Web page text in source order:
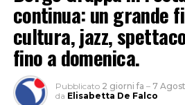
costellazioni e pianeti”, è l’invito
Caetani. Nel parco naturale non
luminoso e la volta celeste appare
spettacolare.
continua: un grande
cultura, jazz,
fino a domenica.
Pubblicato 2 giorni fa – 7
da Elisabetta De Falco